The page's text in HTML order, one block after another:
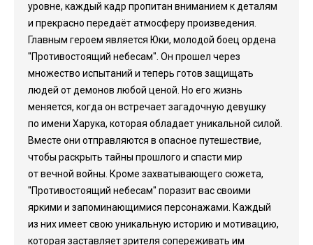
уровне, каждый кадр пропитан вниманием к деталям
и прекрасно передаёт атмосферу произведения.
Главным героем является Юки, молодой боец ордена
"Противостоящий небесам". Он прошел через
множество испытаний и теперь готов защищать
людей от демонов любой ценой. Но его жизнь
меняется, когда он встречает загадочную девушку
по имени Харука, которая обладает уникальной силой.
Вместе они отправляются в опасное путешествие,
чтобы раскрыть тайны прошлого и спасти мир
от вечной войны. Кроме захватывающего сюжета,
"Противостоящий небесам" поразит вас своими
яркими и запоминающимися персонажами. Каждый
из них имеет свою уникальную историю и мотивацию,
которая заставляет зрителя сопереживать им